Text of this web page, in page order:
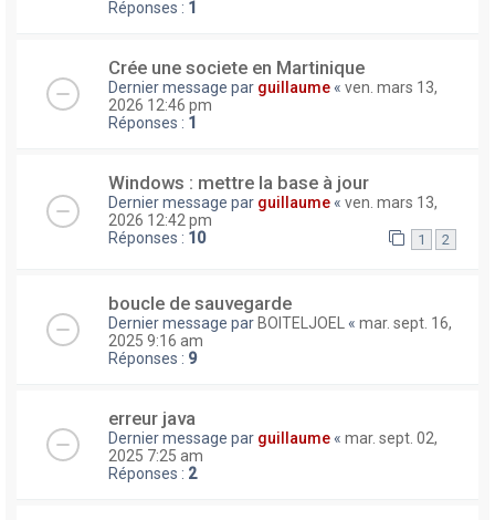
Réponses : 1
Crée une societe en Martinique
Dernier message par guillaume « ven. mars 13,
2026 12:46 pm
Réponses : 1
Windows : mettre la base à jour
Dernier message par guillaume « ven. mars 13,
2026 12:42 pm
Réponses : 10 1 2
boucle de sauvegarde
Dernier message par BOITELJOEL « mar. sept. 16,
2025 9:16 am
Réponses : 9
erreur java
Dernier message par guillaume « mar. sept. 02,
2025 7:25 am
Réponses : 2